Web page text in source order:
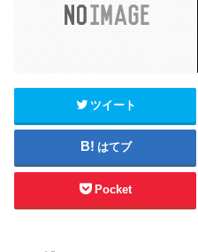
ツイート
はてブ
Pocket